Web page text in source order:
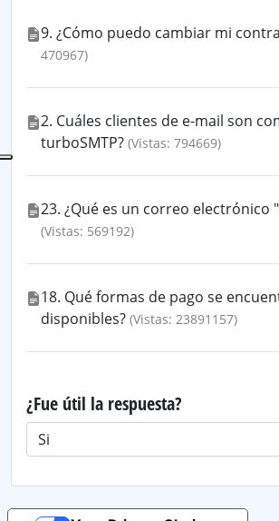
9. ¿Cómo puedo cambiar mi
470967)
2. Cuáles clientes de e-mail son
turboSMTP? (Vistas: 794669)
23. ¿Qué es un correo electrónico
(Vistas: 569192)
18. Qué formas de pago se
disponibles? (Vistas: 23891157)
¿Fue útil la respuesta?